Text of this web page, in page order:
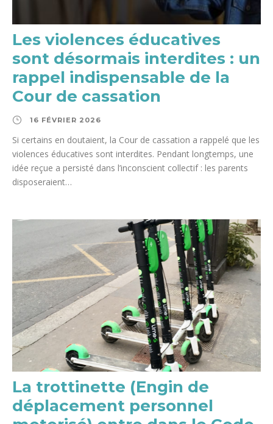
Les violences éducatives
sont désormais interdites : un
rappel indispensable de la
Cour de cassation
16 FÉVRIER 2026
Si certains en doutaient, la Cour de cassation a rappelé que les
violences éducatives sont interdites. Pendant longtemps, une
idée reçue a persisté dans l’inconscient collectif : les parents
disposeraient…
La trottinette (Engin de
déplacement personnel